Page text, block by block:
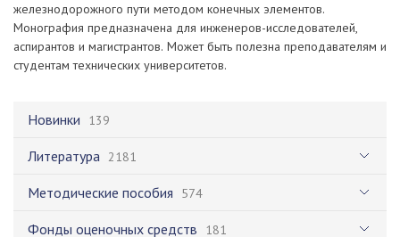
Новинки 139
Литература 2181
Методические пособия 574
Фонды оценочных средств 181
железнодорожного пути методом конечных элементов.
Монография предназначена для инженеров-исследователей,
аспирантов и магистрантов. Может быть полезна преподавателям и
студентам технических университетов.